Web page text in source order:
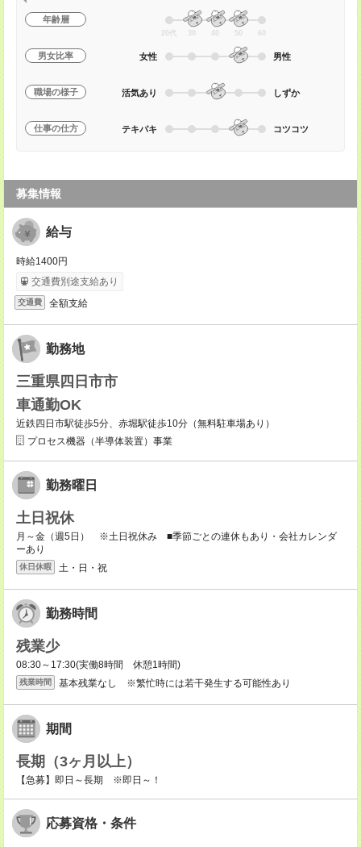
年齢層
20代 30 40 50 60
男女比率 女性 男性
職場の様子 活気あり しずか
仕事の仕方 テキパキ コツコツ
募集情報
給与
時給1400円
交通費別途支給あり
交通費 全額支給
勤務地
三重県四日市市
車通勤OK
近鉄四日市駅徒歩5分、赤堀駅徒歩10分（無料駐車場あり）
プロセス機器（半導体装置）事業
勤務曜日
土日祝休
月～金（週5日） ※土日祝休み ■季節ごとの連休もあり・会社カレンダ
ーあり
休日休暇 土・日・祝
勤務時間
残業少
08:30～17:30(実働8時間 休憩1時間)
残業時間 基本残業なし ※繁忙時には若干発生する可能性あり
期間
長期（3ヶ月以上）
【急募】即日～長期 ※即日～！
応募資格・条件